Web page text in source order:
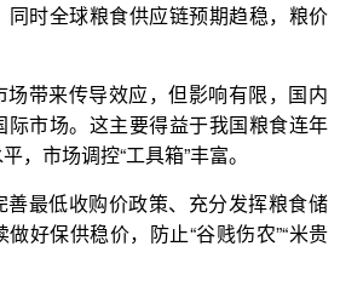
时全球粮食供应链预期趋稳，粮价
带来传导效应，但影响有限，国内
市场。这主要得益于我国粮食连年
，市场调控“工具箱”丰富。
善最低收购价政策、充分发挥粮食储
好保供稳价，防止“谷贱伤农”“米贵